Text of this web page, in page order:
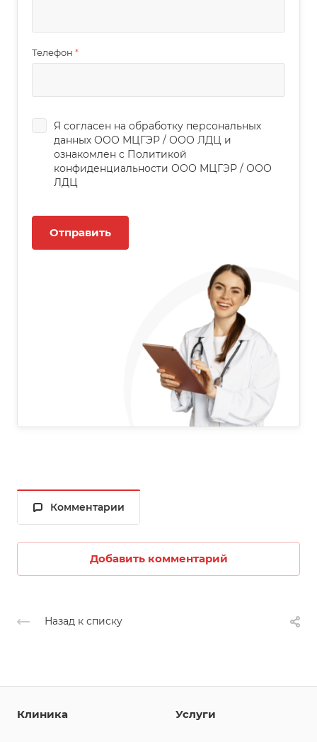
Телефон *
Я согласен на обработку персональных
данных ООО МЦГЭР / ООО ЛДЦ и
ознакомлен с Политикой
конфиденциальности ООО МЦГЭР / ООО
ЛДЦ
Комментарии
Добавить комментарий
Назад к списку
Клиника Услуги